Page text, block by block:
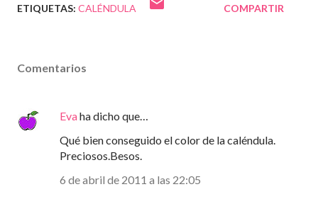
ETIQUETAS: CALÉNDULA COMPARTIR
Comentarios
Evaha dicho que…
Qué bien conseguido el color de la caléndula.
Preciosos.Besos.
6 de abril de 2011 a las 22:05